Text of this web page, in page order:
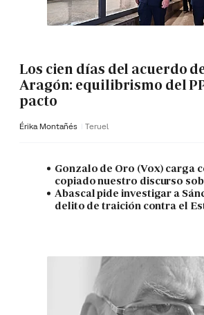
Los cien días del acuerdo
Aragón: equilibrismo del
pacto
Érika Montañés Teruel
Gonzalo de Oro (Vox) carga
copiado nuestro discurso
Abascal pide investigar a
delito de traición contra el